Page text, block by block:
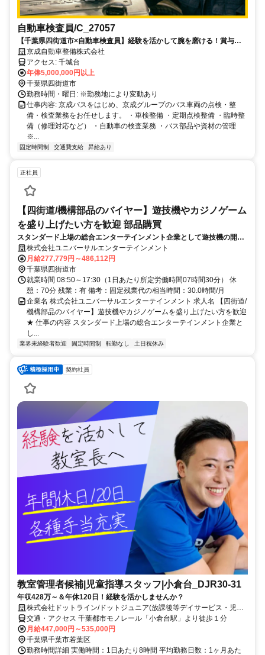
自動車検査員/C_27057
【千葉県四街道市×自動車検査員】経験を活かして腕を磨ける！賞与年2
回、福利厚生充実の京成グループ
京成自動車整備株式会社
アクセス: 千城台
年俸5,000,000円以上
千葉県四街道市
勤務時間・曜日: ※勤務地により変動あり
仕事内容: 京成バスをはじめ、京成グループのバス車両の点検・整
備・検査業務をお任せします。 ・車検整備 ・定期点検整備 ・臨時整
備（修理対応など） ・自動車の検査業務 ・バス部品や資材の管理
※...
固定時間制 交通費支給 昇給あり
正社員
【四街道/機構部品のバイヤー】遊技機やカジノゲーム
を盛り上げたい方を歓迎 部品購買
スタンダード上場の総合エンターテインメント企業として遊技機の開発
から販売、IR事業や美術館経営など多数の事業を展開している当社に
て、機構部品(成形/板金)のバイヤー業務をお任せいたします。
株式会社ユニバーサルエンターテインメント
月給277,779円～486,112円
千葉県四街道市
就業時間 08:50～17:30（1日あたり所定労働時間07時間30分） 休
憩：70分 残業：有 備考：固定残業代の相当時間：30.0時間/月
企業名 株式会社ユニバーサルエンターテインメント 求人名 【四街道/
機構部品のバイヤー】遊技機やカジノゲームを盛り上げたい方を歓迎
★ 仕事の内容 スタンダード上場の総合エンターテインメント企業と
し...
業界未経験者歓迎 固定時間制 転勤なし 土日祝休み
契約社員
教室管理者候補|児童指導スタッフ|小倉台_DJR30-31
年収428万～＆年休120日！経験を活かしませんか？
株式会社ドットライン/ドットジュニア(放課後等デイサービス・児童
発達支援) 小倉台教室
交通・アクセス 千葉都市モノレール「小倉台駅」より徒歩１分
月給447,000円～535,000円
千葉県千葉市若葉区
勤務時間詳細 実働時間：1日あたり8時間 平均勤務日数：1ヶ月あた